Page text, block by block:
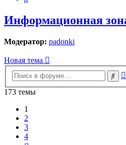
Информационная
Модератор: padonki
Новая тема
173 темы
1
2
3
4